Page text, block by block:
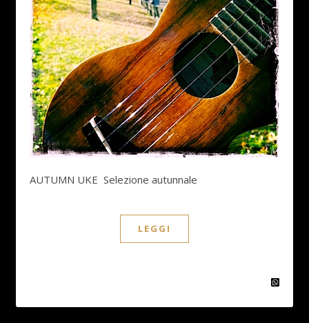
AUTUMN UKE Selezione autunnale
LEGGI